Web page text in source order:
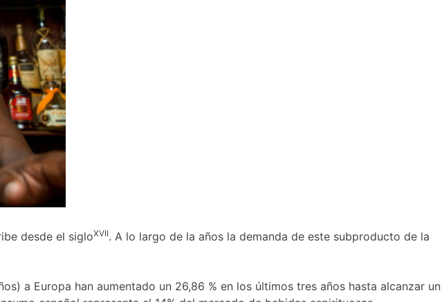
desde el sigloXVII. A lo largo de la años la demanda de este subproducto de la
a Europa han aumentado un 26,86 % en los últimos tres años hasta alcanzar un